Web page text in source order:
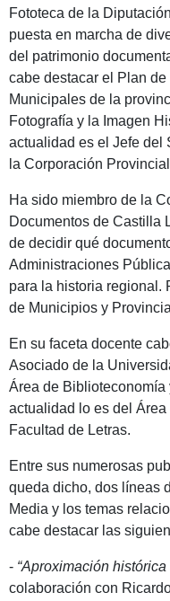
Fototeca de la
puesta en marcha de
del patrimonio
cabe destacar el Plan
Municipales de la
Fotografía y la Imagen
actualidad es el Jefe del
la Corporación
Ha sido miembro de la
Documentos de Castilla
de decidir qué
Administraciones
para la historia regional.
de Municipios y
En su faceta docente
Asociado de la
Área de
actualidad lo es del
Facultad de Letras.
Entre sus numerosas
queda dicho, dos líneas
Media y los temas
cabe destacar las
- “Aproximación
colaboración con